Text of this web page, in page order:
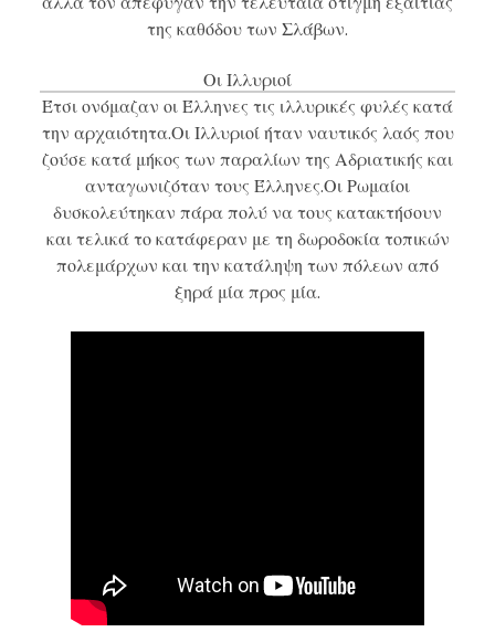
της καθόδου των Σλάβων.
Οι Ιλλυριοί
Έτσι ονόμαζαν οι Έλληνες τις ιλλυρικές φυλές κατά
την αρχαιότητα.Οι Ιλλυριοί ήταν ναυτικός λαός που
ζούσε κατά μήκος των παραλίων της Αδριατικής και
ανταγωνιζόταν τους Έλληνες.Οι Ρωμαίοι
δυσκολεύτηκαν πάρα πολύ να τους κατακτήσουν
και τελικά το κατάφεραν με τη δωροδοκία τοπικών
πολεμάρχων και την κατάληψη των πόλεων από
ξηρά μία προς μία.